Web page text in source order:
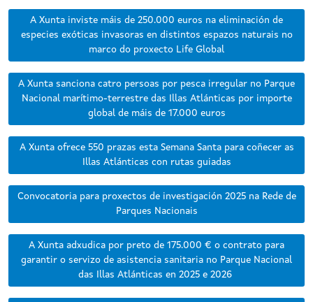
A Xunta inviste máis de 250.000 euros na eliminación de
especies exóticas invasoras en distintos espazos naturais no
marco do proxecto Life Global
A Xunta sanciona catro persoas por pesca irregular no Parque
Nacional marítimo-terrestre das Illas Atlánticas por importe
global de máis de 17.000 euros
A Xunta ofrece 550 prazas esta Semana Santa para coñecer as
Illas Atlánticas con rutas guiadas
Convocatoria para proxectos de investigación 2025 na Rede de
Parques Nacionais
A Xunta adxudica por preto de 175.000 € o contrato para
garantir o servizo de asistencia sanitaria no Parque Nacional
das Illas Atlánticas en 2025 e 2026